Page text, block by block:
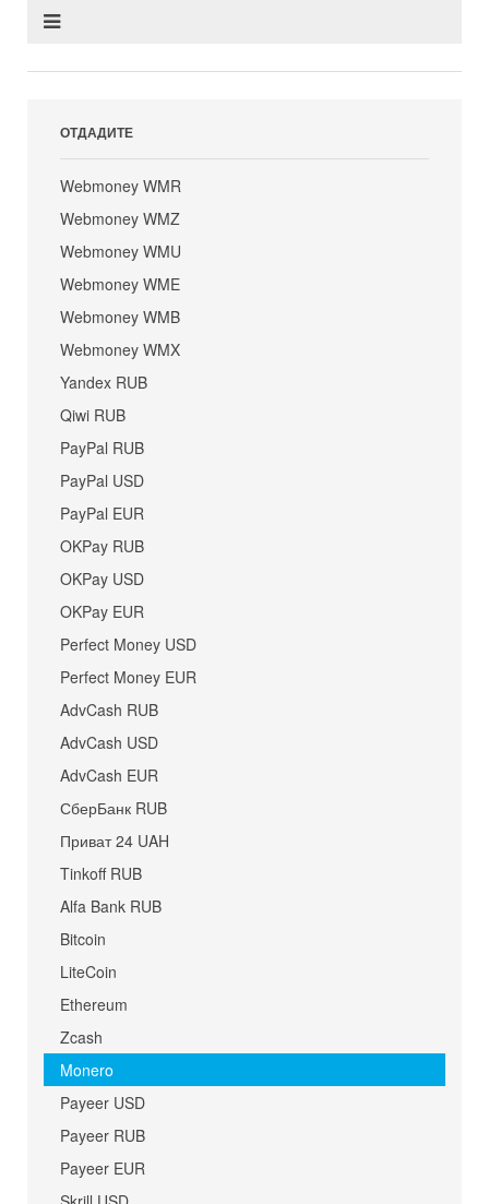
ОТДАДИТЕ
Webmoney WMR
Webmoney WMZ
Webmoney WMU
Webmoney WME
Webmoney WMB
Webmoney WMX
Yandex RUB
Qiwi RUB
PayPal RUB
PayPal USD
PayPal EUR
OKPay RUB
OKPay USD
OKPay EUR
Perfect Money USD
Perfect Money EUR
AdvCash RUB
AdvCash USD
AdvCash EUR
СберБанк RUB
Приват 24 UAH
Tinkoff RUB
Alfa Bank RUB
Bitcoin
LiteCoin
Ethereum
Zcash
Monero
Payeer USD
Payeer RUB
Payeer EUR